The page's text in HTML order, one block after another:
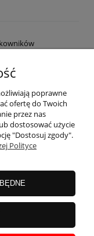
poprawne
ofertę do Twoich
przez nas
dostosować użycie
"Dostosuj zgody".
Polityce